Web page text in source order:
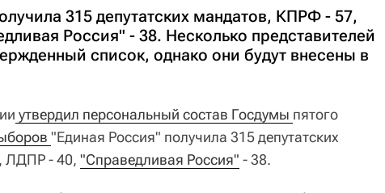
315 депутатских мандатов, КПРФ - 57,
Россия" - 38. Несколько представителей
список, однако они будут внесены в
утвердил персональный состав Госдумы пятого
"Единая Россия" получила 315 депутатских
ЛДПР - 40, "Справедливая Россия" - 38.